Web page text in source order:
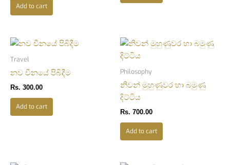
Add to cart
Travel
නව චීනයේ පිබිදීම
Rs. 300.00
Add to cart
Philosophy
නිවන් මුහුණුවර හා බමුණු
දිට්ටිය
Rs. 700.00
Add to cart